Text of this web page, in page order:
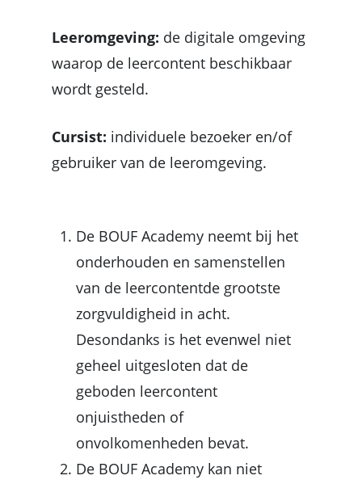
Leeromgeving: de digitale omgeving
waarop de leercontent beschikbaar
wordt gesteld.
Cursist: individuele bezoeker en/of
gebruiker van de leeromgeving.
De BOUF Academy neemt bij het
onderhouden en samenstellen
van de leercontentde grootste
zorgvuldigheid in acht.
Desondanks is het evenwel niet
geheel uitgesloten dat de
geboden leercontent
onjuistheden of
onvolkomenheden bevat.
De BOUF Academy kan niet